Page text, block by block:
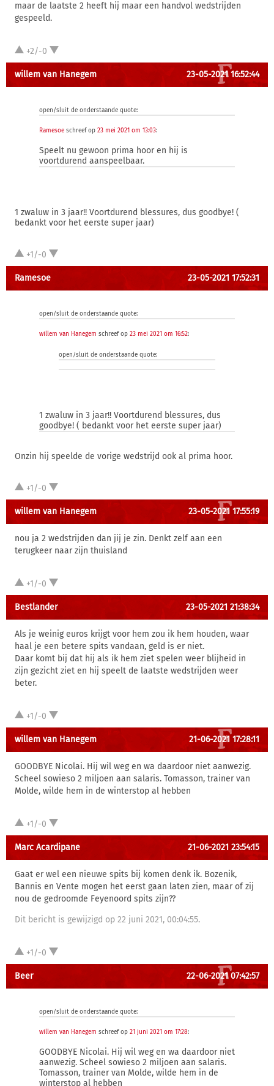
maar de laatste 2 heeft hij maar een handvol wedstrijden
gespeeld.
+2/-0
willem van Hanegem 23-05-2021 16:52:44
open/sluit de onderstaande quote:
Ramesoe schreef op 23 mei 2021 om 13:03:
Speelt nu gewoon prima hoor en hij is
voortdurend aanspeelbaar.
1 zwaluw in 3 jaar!! Voortdurend blessures, dus goodbye! (
bedankt voor het eerste super jaar)
+1/-0
Ramesoe 23-05-2021 17:52:31
open/sluit de onderstaande quote:
willem van Hanegem schreef op 23 mei 2021 om 16:52:
open/sluit de onderstaande quote:
1 zwaluw in 3 jaar!! Voortdurend blessures, dus
goodbye! ( bedankt voor het eerste super jaar)
Onzin hij speelde de vorige wedstrijd ook al prima hoor.
+1/-0
willem van Hanegem 23-05-2021 17:55:19
nou ja 2 wedstrijden dan jij je zin. Denkt zelf aan een
terugkeer naar zijn thuisland
+1/-0
Bestlander 23-05-2021 21:38:34
Als je weinig euros krijgt voor hem zou ik hem houden, waar
haal je een betere spits vandaan, geld is er niet.
Daar komt bij dat hij als ik hem ziet spelen weer blijheid in
zijn gezicht ziet en hij speelt de laatste wedstrijden weer
beter.
+1/-0
willem van Hanegem 21-06-2021 17:28:11
GOODBYE Nicolai. Hij wil weg en wa daardoor niet aanwezig.
Scheel sowieso 2 miljoen aan salaris. Tomasson, trainer van
Molde, wilde hem in de winterstop al hebben
+1/-0
Marc Acardipane 21-06-2021 23:54:15
Gaat er wel een nieuwe spits bij komen denk ik. Bozenik,
Bannis en Vente mogen het eerst gaan laten zien, maar of zij
nou de gedroomde Feyenoord spits zijn??
Dit bericht is gewijzigd op 22 juni 2021, 00:04:55.
+1/-0
Beer 22-06-2021 07:42:57
open/sluit de onderstaande quote:
willem van Hanegem schreef op 21 juni 2021 om 17:28:
GOODBYE Nicolai. Hij wil weg en wa daardoor niet
aanwezig. Scheel sowieso 2 miljoen aan salaris.
Tomasson, trainer van Molde, wilde hem in de
winterstop al hebben